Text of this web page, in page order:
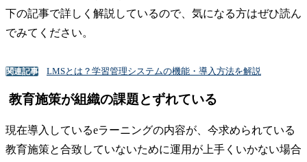
下の記事で詳しく解説しているので、気になる方はぜひ読ん
でみてください。
関連記事 LMSとは？学習管理システムの機能・導入方法を解説
教育施策が組織の課題とずれている
現在導入しているeラーニングの内容が、今求められている
教育施策と合致していないために運用が上手くいかない場合